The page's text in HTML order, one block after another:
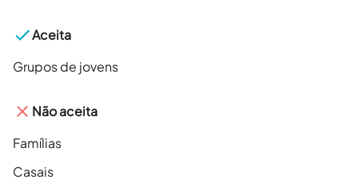
Aceita
Grupos de jovens
Não aceita
Famílias
Casais